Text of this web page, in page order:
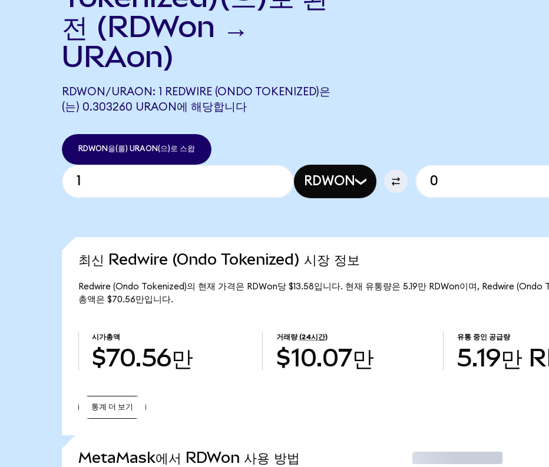
전 (RDWon →
URAon)
RDWON/URAON: 1 REDWIRE (ONDO TOKENIZED)은
(는) 0.303260 URAON에 해당합니다
RDWON을(를) URAON(으)로 스왑
RDWON
최신 Redwire (Ondo Tokenized) 시장 정보
Redwire (Ondo Tokenized)의 현재 가격은 RDWon당 $13.58입니다. 현재 유통량은 5.19만 RDWon이며, Redwire (Ondo
총액은 $70.56만입니다.
시가총액
$70.56만
거래량 (24시간)
$10.07만
유통 중인 공급량
5.19만
통계 더 보기
MetaMask에서 RDWon 사용 방법 거래